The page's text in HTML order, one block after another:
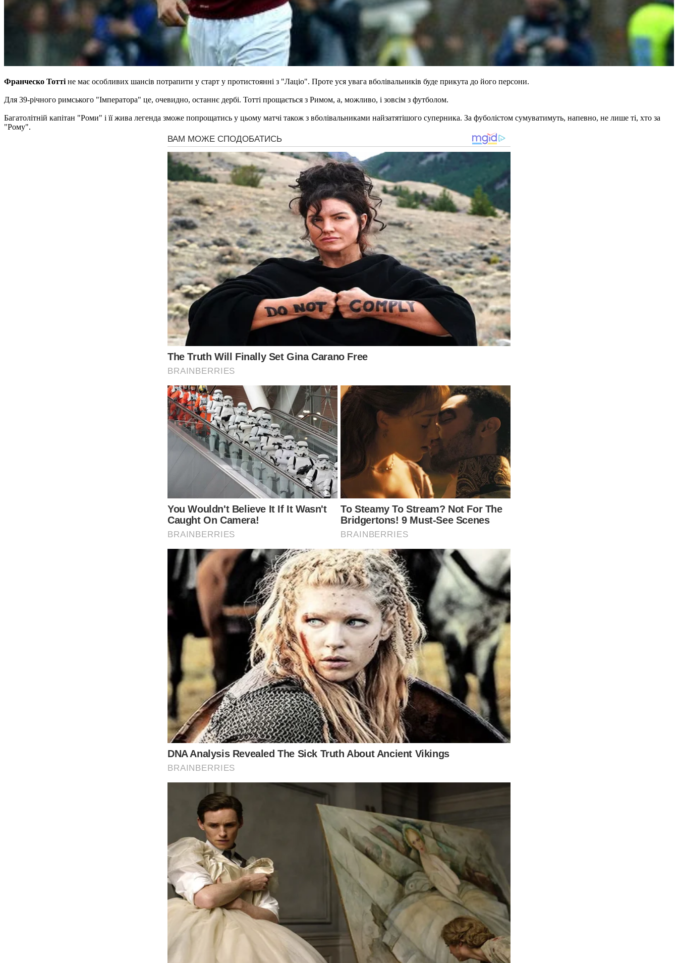
Франческо Тотті не має особливих шансів потрапити у старт у протистоянні з "Лаціо". Проте уся увага вболівальників буде прикута до його персони.
Для 39-річного римського "Імператора" це, очевидно, останнє дербі. Тотті прощається з Римом, а, можливо, і зовсім з футболом.
Багатолітній капітан "Роми" і її жива легенда зможе попрощатись у цьому матчі також з вболівальниками найзатятішого суперника. За фуболістом сумуватимуть, напевно, не лише ті, хто за
"Рому".